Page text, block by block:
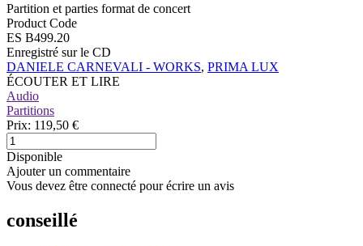
Partition et parties format de concert
Product Code
ES B499.20
Enregistré sur le CD
DANIELE CARNEVALI - WORKS, PRIMA LUX
ÉCOUTER ET LIRE
Audio
Partitions
Prix: 119,50 €
Disponible
Ajouter un commentaire
Vous devez être connecté pour écrire un avis
conseillé